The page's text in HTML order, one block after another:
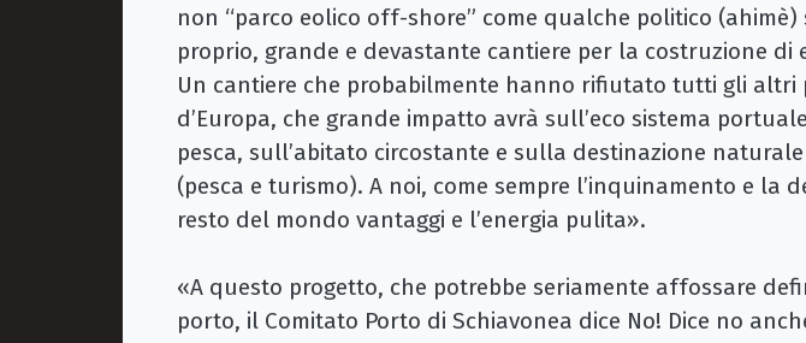
non “parco eolico off-shore” come qualche politico (ahimè)
proprio, grande e devastante cantiere per la costruzione di
Un cantiere che probabilmente hanno rifiutato tutti gli altri
d’Europa, che grande impatto avrà sull’eco sistema
pesca, sull’abitato circostante e sulla destinazione
(pesca e turismo). A noi, come sempre l’inquinamento e la
resto del mondo vantaggi e l’energia pulita».
«A questo progetto, che potrebbe seriamente affossare
porto, il Comitato Porto di Schiavonea dice No! Dice no